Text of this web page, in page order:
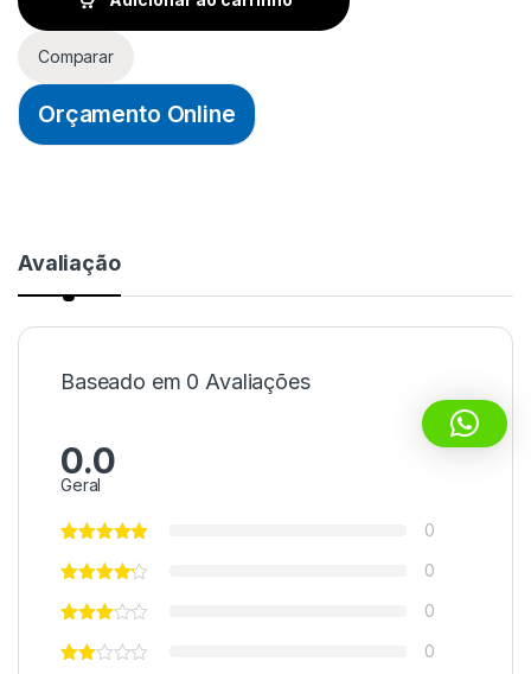
Comparar
Orçamento Online
Avaliação
Baseado em 0 Avaliações
0.0
Geral
0
0
0
0